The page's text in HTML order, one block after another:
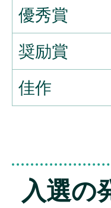
優秀賞
奨励賞
佳作
入選の